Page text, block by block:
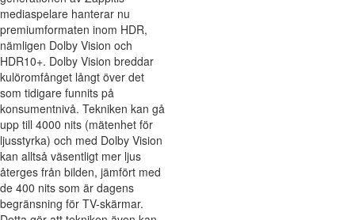
mediaspelare hanterar nu
premiumformaten inom HDR,
nämligen Dolby Vision och
HDR10+. Dolby Vision breddar
kulöromfånget långt över det
som tidigare funnits på
konsumentnivå. Tekniken kan gå
upp till 4000 nits (mätenhet för
ljusstyrka) och med Dolby Vision
kan alltså väsentligt mer ljus
återges från bilden, jämfört med
de 400 nits som är dagens
begränsning för TV-skärmar.